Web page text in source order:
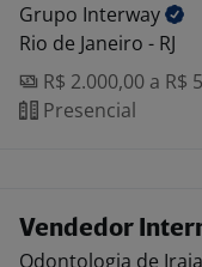
Grupo Interway
Rio de Janeiro - RJ
R$ 2.000,00 a R$
Presencial
Vendedor
Odontologia de Iraja